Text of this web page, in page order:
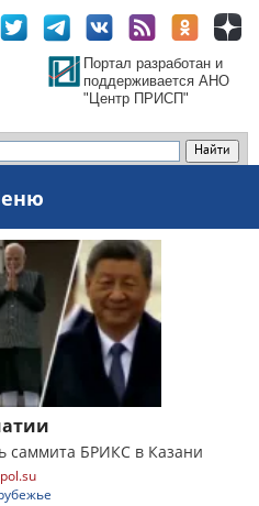
Портал разработан и
поддерживается АНО
"Центр ПРИСП"
саммита БРИКС в Казани